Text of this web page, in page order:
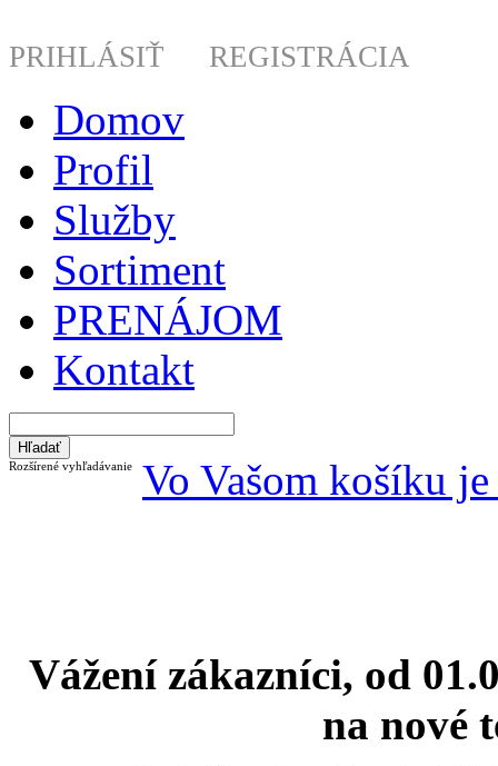
PRIHLÁSIŤ REGISTRÁCIA
Domov
Profil
Služby
Sortiment
PRENÁJOM
Kontakt
Rozšírené vyhľadávanie Vo Vašom košíku
Vážení zákazníci, od
na nové